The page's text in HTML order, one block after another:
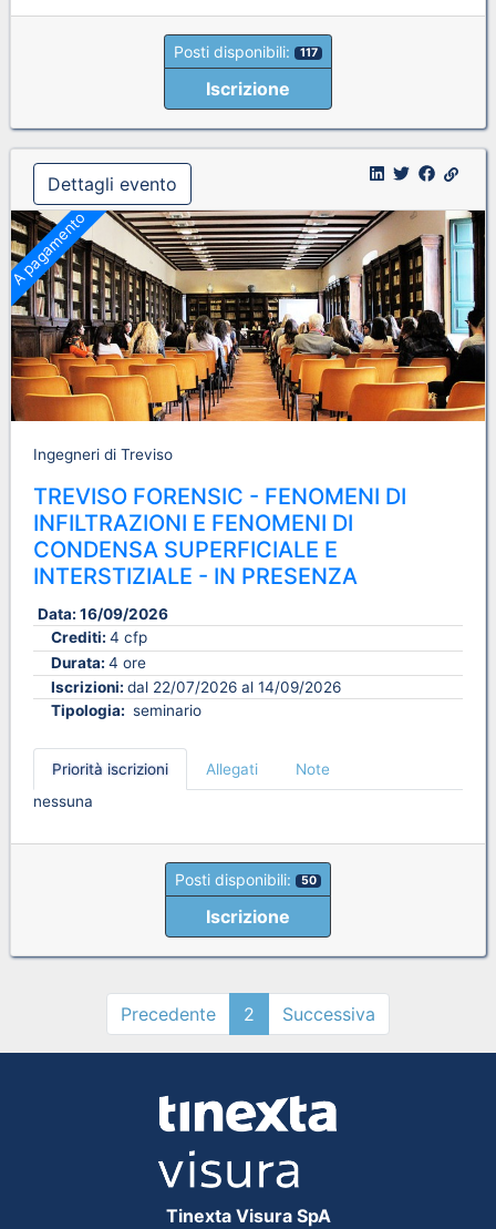
Posti disponibili: 117
Iscrizione
Dettagli evento
A pagamento
Ingegneri di Treviso
TREVISO FORENSIC - FENOMENI DI
INFILTRAZIONI E FENOMENI DI
CONDENSA SUPERFICIALE E
INTERSTIZIALE - IN PRESENZA
Data: 16/09/2026
Crediti: 4 cfp
Durata: 4 ore
Iscrizioni: dal 22/07/2026 al 14/09/2026
Tipologia: seminario
Priorità iscrizioni Allegati
Note
nessuna
Posti disponibili: 50
Iscrizione
Precedente 2 Successiva
Tinexta Visura SpA